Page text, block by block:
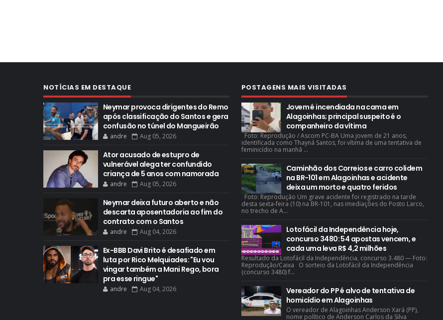
NOTÍCIAS EM DESTAQUE
Neymar provoca dirigentes do Remo
após classificação do Santos e gera
confusão no túnel do Mangueirão
andre Aug 05, 2026
Ator acusado de estupro de
vulnerável alega ter confundido
criança de 5 anos com namorada
andre Aug 05, 2026
Neymar deixa futuro aberto e não
descarta aposentadoria ao fim do
contrato com o Santos
andre Aug 04, 2026
Ex-BBB Davi Brito é desafiado em
luta por Rico Melquiades: "Eu vou
vingar também a Mani Rego, bora
pra esse ringue"
andre Aug 04, 2026
POSTAGENS MAIS VISITADAS
Jovem é incendiada na cama em
Alagoinhas; principal suspeito é o
companheiro da vítima
Foto: Reprodução / Ascom PC-BA Uma jovem de 21 anos,
identificada como Thayná Santos, foi vítima de uma tentativa de
feminicídio na manhã ...
Caminhão dos Correios e carro colidem
na BR-101 em Alagoinhas e acidente
deixa um morto e quatro feridos
Foto: Reprodução Um grave acidente foi registrado na tarde
desta sexta-feira (10) na BR-101, nas imediações do Posto Larco,
no trecho de A...
Lotofácil da Independência hoje,
concurso 3480: 54 apostas vencem, e
cada uma leva R$ 4,2 milhões
Resultado da Lotofácil da Independência, concurso 3.480 — Foto:
Reprodução/Caixa O sorteio da Lotofácil da Independência
(concurso 3480) f...
Vereador do PP é alvo de tentativa de
homicídio em Alagoinhas
O vereador de Alagoinhas Anderson Xará (PP),
nome político de Anderson Carlos da Silva